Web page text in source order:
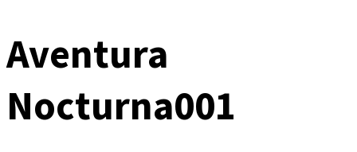
Aventura
Nocturna001